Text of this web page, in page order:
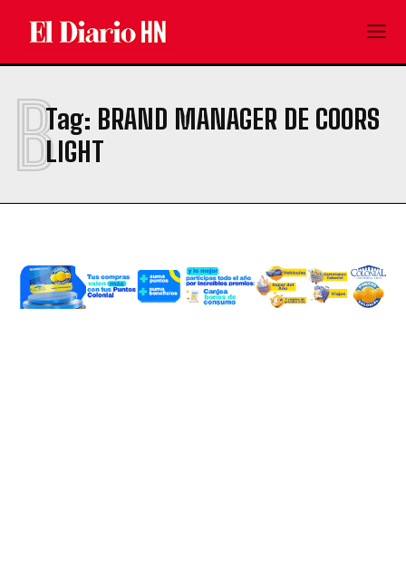
Tag: BRAND MANAGER DE COORS
LIGHT
B